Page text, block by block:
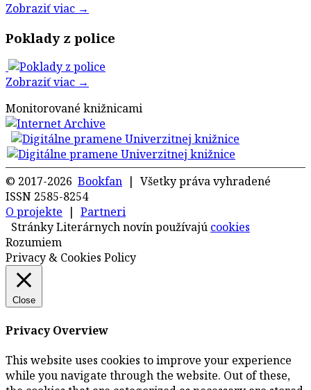
Zobraziť viac →
Poklady z police
Zobraziť viac →
Monitorované knižnicami
© 2017-2026 Bookfan | Všetky práva vyhradené
ISSN 2585-8254
O projekte | Partneri
Stránky Literárnych novín používajú cookies
Rozumiem
Privacy & Cookies Policy
Close
Privacy Overview
This website uses cookies to improve your experience
while you navigate through the website. Out of these,